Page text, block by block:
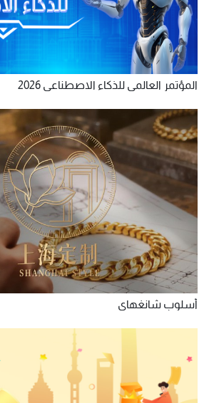
المؤتمر العالمي للذكاء الاصطناعي 2026
أسلوب شانغهاي